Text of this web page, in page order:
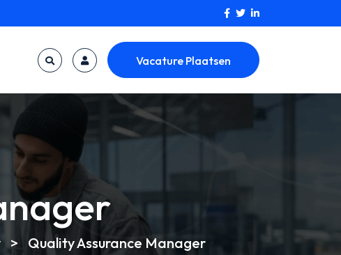
Vacature Plaatsen
> Quality Assurance Manager